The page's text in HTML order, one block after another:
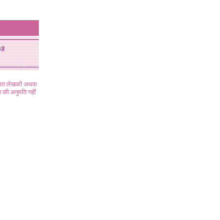
लेखकों अथवा
अनुमति नहीं